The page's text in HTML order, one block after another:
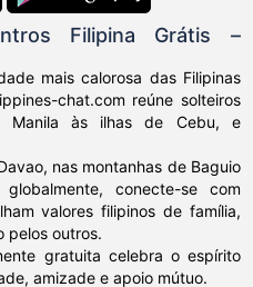
Filipina Grátis –
mais calorosa das Filipinas
chat.com reúne solteiros
Manila às ilhas de Cebu, e
nas montanhas de Baguio
conecte-se com
valores filipinos de família,
pelos outros.
gratuita celebra o espírito
amizade e apoio mútuo.